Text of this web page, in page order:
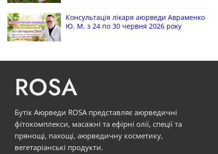
Консультація лікаря аюрведи Авраменко
Ю. М. з 24 по 30 червня 2026 року
ROSA
Бутік Аюрведи ROSA представляє аюрведичні
фітокомплекси, масажні та ефірні олії, спеції та
прянощі, пахощі, аюрведичну косметику,
вегетаріанські продукти.